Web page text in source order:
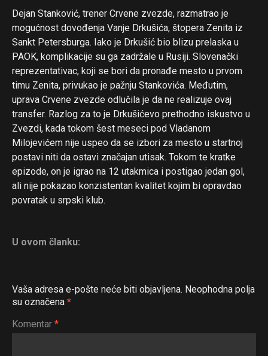
Dejan Stanković, trener Crvene zvezde, razmatrao je
mogućnost dovođenja Vanje Drkušića, štopera Zenita iz
Sankt Petersburga. Iako je Drkušić bio blizu prelaska u
PAOK, komplikacije su ga zadržale u Rusiji. Slovenački
reprezentativac, koji se bori da pronađe mesto u prvom
timu Zenita, privukao je pažnju Stankovića. Međutim,
uprava Crvene zvezde odlučila je da ne realizuje ovaj
transfer. Razlog za to je Drkušićevo prethodno iskustvo u
Zvezdi, kada tokom šest meseci pod Vladanom
Milojevićem nije uspeo da se izbori za mesto u startnoj
postavi niti da ostavi značajan utisak. Tokom te kratke
epizode, on je igrao na 12 utakmica i postigao jedan gol,
ali nije pokazao konzistentan kvalitet kojim bi opravdao
povratak u srpski klub.
U ovom članku:
Vaša adresa e-pošte neće biti objavljena. Neophodna polja
su označena *
Komentar *
Email